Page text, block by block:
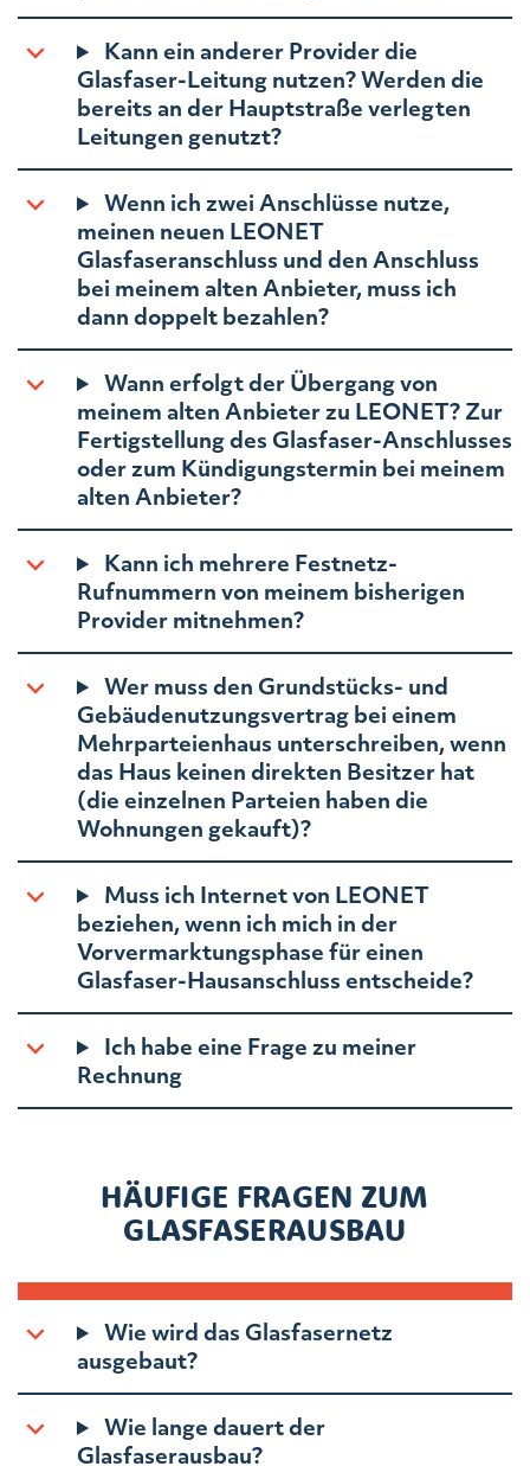
Kann ein anderer Provider die
Glasfaser-Leitung nutzen? Werden die
bereits an der Hauptstraße verlegten
Leitungen genutzt?
Wenn ich zwei Anschlüsse nutze,
meinen neuen LEONET
Glasfaseranschluss und den Anschluss
bei meinem alten Anbieter, muss ich
dann doppelt bezahlen?
Wann erfolgt der Übergang von
meinem alten Anbieter zu LEONET? Zur
Fertigstellung des Glasfaser-Anschlusses
oder zum Kündigungstermin bei meinem
alten Anbieter?
Kann ich mehrere Festnetz-
Rufnummern von meinem bisherigen
Provider mitnehmen?
Wer muss den Grundstücks- und
Gebäudenutzungsvertrag bei einem
Mehrparteienhaus unterschreiben, wenn
das Haus keinen direkten Besitzer hat
(die einzelnen Parteien haben die
Wohnungen gekauft)?
Muss ich Internet von LEONET
beziehen, wenn ich mich in der
Vorvermarktungsphase für einen
Glasfaser-Hausanschluss entscheide?
Ich habe eine Frage zu meiner
Rechnung
HÄUFIGE FRAGEN ZUM
GLASFASERAUSBAU
Wie wird das Glasfasernetz
ausgebaut?
Wie lange dauert der
Glasfaserausbau?